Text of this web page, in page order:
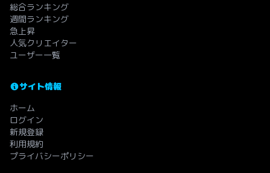
総合ランキング
週間ランキング
急上昇
人気クリエイター
ユーザー一覧
サイト情報
ホーム
ログイン
新規登録
利用規約
プライバシーポリシー